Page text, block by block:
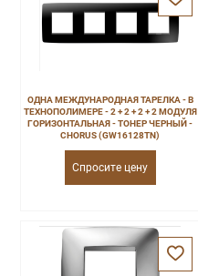
ОДНА МЕЖДУНАРОДНАЯ ТАРЕЛКА - В
ТЕХНОПОЛИМЕРЕ - 2 + 2 + 2 + 2 МОДУЛЯ
ГОРИЗОНТАЛЬНАЯ - ТОНЕР ЧЕРНЫЙ -
CHORUS (GW16128TN)
Спросите цену